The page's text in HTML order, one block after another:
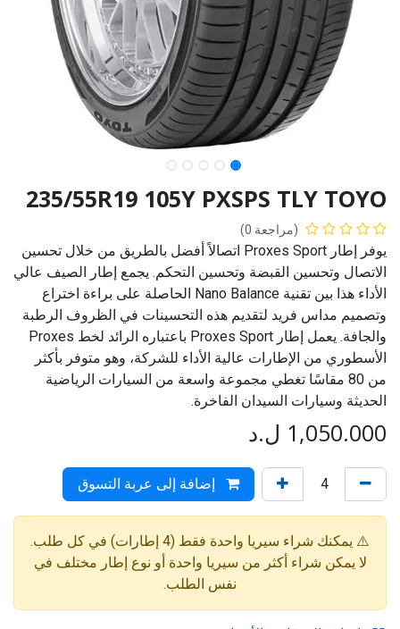
235/55R19 105Y PXSPS TLY TOYO
(مراجعة 0)
يوفر إطار Proxes Sport اتصالاً أفضل بالطريق من خلال تحسين
الاتصال وتحسين القبضة وتحسين التحكم. يجمع إطار الصيف عالي
الأداء هذا بين تقنية Nano Balance الحاصلة على براءة اختراع
وتصميم مداس فريد لتقديم هذه التحسينات في الظروف الرطبة
والجافة. يعمل إطار Proxes Sport باعتباره الرائد لخط Proxes
الأسطوري من الإطارات عالية الأداء للشركة، وهو متوفر بأكثر
من 80 مقاسًا تغطي مجموعة واسعة من السيارات الرياضية
الحديثة وسيارات السيدان الفاخرة.
1,050.000 ل.د
إضافة إلى عربة التسوق
⚠️ يمكنك شراء سيريا واحدة فقط (4 إطارات) في كل طلب.
لا يمكن شراء أكثر من سيريا واحدة أو نوع إطار مختلف في
نفس الطلب.